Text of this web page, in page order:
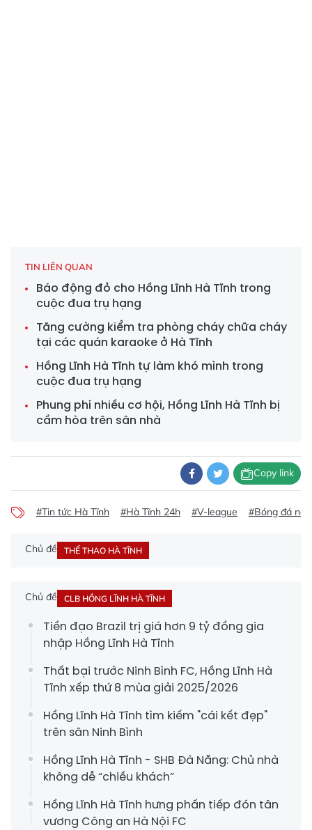
TIN LIÊN QUAN
Báo động đỏ cho Hồng Lĩnh Hà Tĩnh trong
cuộc đua trụ hạng
Tăng cường kiểm tra phòng cháy chữa cháy
tại các quán karaoke ở Hà Tĩnh
Hồng Lĩnh Hà Tĩnh tự làm khó mình trong
cuộc đua trụ hạng
Phung phí nhiều cơ hội, Hồng Lĩnh Hà Tĩnh bị
cầm hòa trên sân nhà
Copy link
#Tin tức Hà Tĩnh #Hà Tĩnh 24h #V-league #Bóng đá
Chủ đề THỂ THAO HÀ TĨNH
Chủ đề CLB HỒNG LĨNH HÀ TĨNH
Tiền đạo Brazil trị giá hơn 9 tỷ đồng gia
nhập Hồng Lĩnh Hà Tĩnh
Thất bại trước Ninh Bình FC, Hồng Lĩnh Hà
Tĩnh xếp thứ 8 mùa giải 2025/2026
Hồng Lĩnh Hà Tĩnh tìm kiếm "cái kết đẹp"
trên sân Ninh Bình
Hồng Lĩnh Hà Tĩnh - SHB Đà Nẵng: Chủ nhà
không dễ “chiều khách”
Hồng Lĩnh Hà Tĩnh hưng phấn tiếp đón tân
vương Công an Hà Nội FC